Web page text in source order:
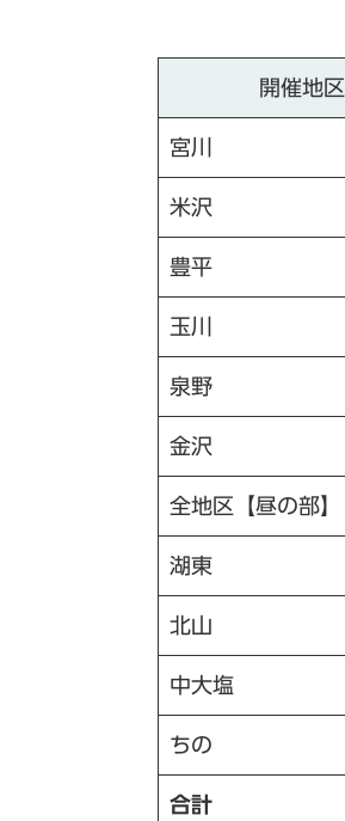
開催地区
宮川
米沢
豊平
玉川
泉野
金沢
全地区【昼の部】
湖東
北山
中大塩
ちの
合計